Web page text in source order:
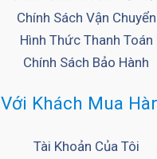
Chính Sách Vận Chuyển
Hình Thức Thanh Toán
Chính Sách Bảo Hành
Với Khách Mua
Tài Khoản Của Tôi